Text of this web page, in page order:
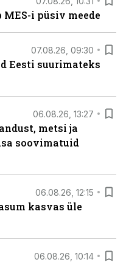
i püsiv meede
07.08.26, 09:30
Eesti suurimateks
06.08.26, 13:27
metsi ja
soovimatuid
06.08.26, 12:15
kasvas üle
06.08.26, 10:14